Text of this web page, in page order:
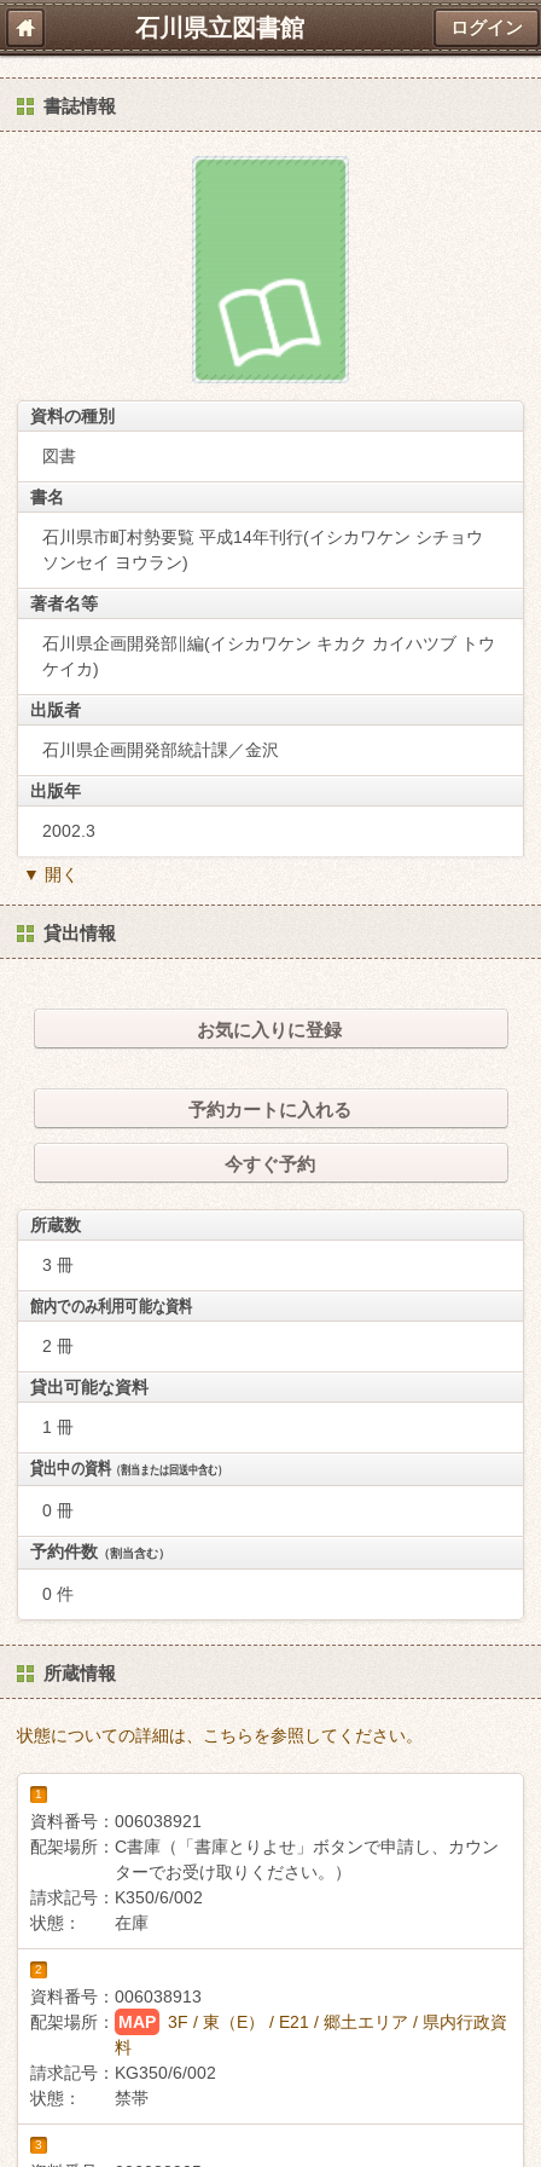
石川県立図書館 ログイン
書誌情報
資料の種別
図書
書名
石川県市町村勢要覧 平成14年刊行(イシカワケン シチョウ
ソンセイ ヨウラン)
著者名等
石川県企画開発部∥編(イシカワケン キカク カイハツブ トウ
ケイカ)
出版者
石川県企画開発部統計課／金沢
出版年
2002.3
▼ 開く
貸出情報
お気に入りに登録
予約カートに入れる
今すぐ予約
所蔵数
3 冊
館内でのみ利用可能な資料
2 冊
貸出可能な資料
1 冊
貸出中の資料（割当または回送中含む）
0 冊
予約件数 （割当含む）
0 件
所蔵情報
状態についての詳細は、こちらを参照してください。
1
資料番号： 006038921
配架場所： C書庫（「書庫とりよせ」ボタンで申請し、カウン
ターでお受け取りください。）
請求記号： K350/6/002
状態：
在庫
2
資料番号： 006038913
配架場所：
MAP
3F / 東（E） / E21 / 郷土エリア / 県内行政資
料
請求記号： KG350/6/002
状態：
禁帯
3